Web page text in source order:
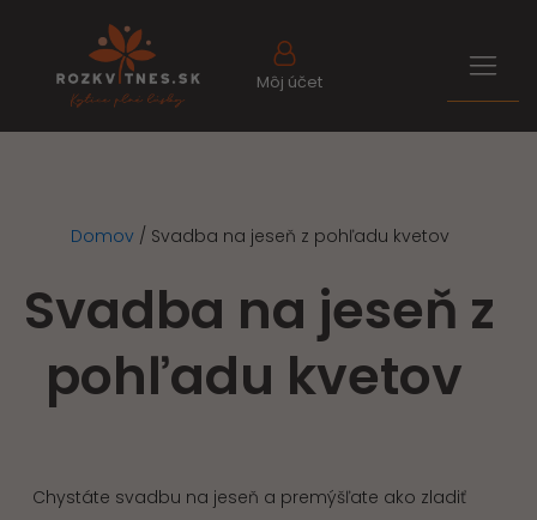
Môj účet
Domov/ Svadba na jeseň z pohľadu kvetov
Svadba na jeseň z
pohľadu kvetov
Chystáte svadbu na jeseň a premýšľate ako zladiť